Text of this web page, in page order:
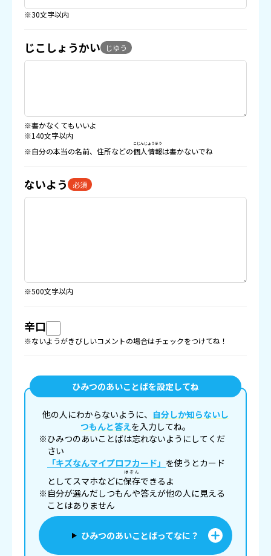
※30文字以内
じこしょうかい じゆう
※書かなくてもいいよ
※140文字以内
※自分の本当の名前、住所などの個人情報
こじんじょうほう
は書かないでね
ないよう 必須
※500文字以内
辛口
※ないようがきびしいコメントの場合はチェックをつけてね！
ひみつのあいことばを設定してね
他の人にわからないように、 自分しか知らないし
つもんと答えを入力してね。
※ひみつのあいことばは忘れないようにしてくだ
さい
「キズなんマイプロフカード」 を使うとカード
としてスマホなどに保存
ほぞん
できるよ
※自分が選んだしつもんや答えが他の人に見える
ことはありません
ひみつのあいことばってなに？